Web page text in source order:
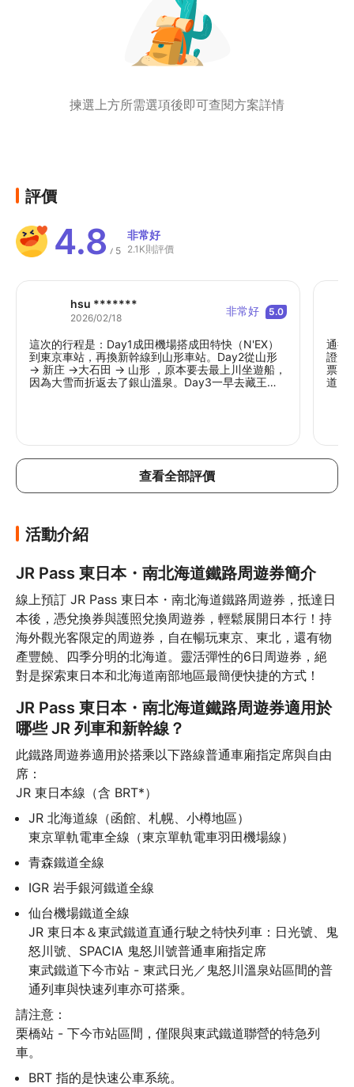
揀選上方所需選項後即可查閱方案詳情
評價
4.8 / 5
非常好
2.1K則評價
hsu *******
2026/02/18 非常好 5.0
這次的行程是：Day1成田機場搭成田特快（N'EX）
到東京車站，再換新幹線到山形車站。Day2從山形
→ 新庄 →大石田 → 山形 ，原本要去最上川坐遊船，
因為大雪而折返去了銀山溫泉。Day3一早去藏王坐
函館→新函館 → 函館 (JR Pass，函館Liner也可以搭
喔！) 搭纜車上函館山看夜景。Day6函館市區漫遊。
函館→洞爺（北斗號）→洞爺駅前→洞爺湖温泉（巴
士）夜晚欣賞洞爺冬彩．音樂花火節，超美的。
通行
證兌
票。
道，
查看全部評價
活動介紹
JR Pass 東日本・南北海道鐵路周遊券簡介
線上預訂 JR Pass 東日本・南北海道鐵路周遊券，抵達日
本後，憑兌換券與護照兌換周遊券，輕鬆展開日本行！持
海外觀光客限定的周遊券，自在暢玩東京、東北，還有物
產豐饒、四季分明的北海道。靈活彈性的6日周遊券，絕
對是探索東日本和北海道南部地區最簡便快捷的方式！
JR Pass 東日本・南北海道鐵路周遊券適用於
哪些 JR 列車和新幹線？
此鐵路周遊券適用於搭乘以下路線普通車廂指定席與自由
席：
JR 東日本線（含 BRT*）
JR 北海道線（函館、札幌、小樽地區）
東京單軌電車全線（東京單軌電車羽田機場線）
青森鐵道全線
IGR 岩手銀河鐵道全線
仙台機場鐵道全線
JR 東日本＆東武鐵道直通行駛之特快列車：日光號、鬼
怒川號、SPACIA 鬼怒川號普通車廂指定席
東武鐵道下今市站 - 東武日光／鬼怒川溫泉站區間的普
通列車與快速列車亦可搭乘。
請注意：
栗橋站 - 下今市站區間，僅限與東武鐵道聯營的特急列
車。
BRT 指的是快速公車系統。